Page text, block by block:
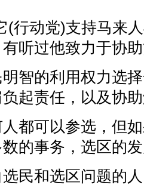
动党)支持马来人
听过他致力于协
的利用权力选择
起责任，以及协
可以参选，但如
的事务，选区的
和选区问题的人